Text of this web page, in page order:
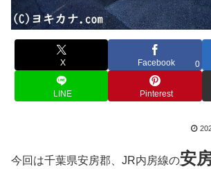
X Facebook 0
LINE Pinterest
今回は千葉県安房郡、JR内房線の安